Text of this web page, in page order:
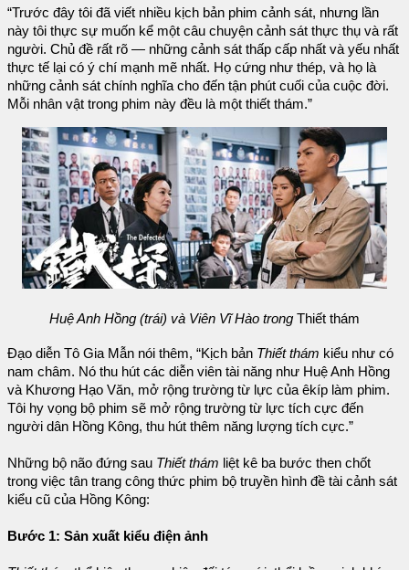
“Trước đây tôi đã viết nhiều kịch bản phim cảnh sát, nhưng lần
này tôi thực sự muốn kể một câu chuyện cảnh sát thực thụ và rất
người. Chủ đề rất rõ — những cảnh sát thấp cấp nhất và yếu nhất
thực tế lại có ý chí mạnh mẽ nhất. Họ cứng như thép, và họ là
những cảnh sát chính nghĩa cho đến tận phút cuối của cuộc đời.
Mỗi nhân vật trong phim này đều là một thiết thám.”
Huệ Anh Hồng (trái) và Viên Vĩ Hào trong Thiết thám
Đạo diễn Tô Gia Mẫn nói thêm, “Kịch bản Thiết thám kiểu như có
nam châm. Nó thu hút các diễn viên tài năng như Huệ Anh Hồng
và Khương Hạo Văn, mở rộng trường từ lực của êkíp làm phim.
Tôi hy vọng bộ phim sẽ mở rộng trường từ lực tích cực đến
người dân Hồng Kông, thu hút thêm năng lượng tích cực.”
Những bộ não đứng sau Thiết thám liệt kê ba bước then chốt
trong việc tân trang công thức phim bộ truyền hình đề tài cảnh sát
kiểu cũ của Hồng Kông:
Bước 1: Sản xuất kiểu điện ảnh